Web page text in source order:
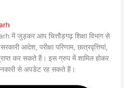
में जुड़कर आप चित्तौड़गढ़ शिक्षा विभाग से
आदेश, परीक्षा परिणाम, छात्रवृत्तियां,
कर सकते हैं। इस ग्रुप में शामिल होकर
से अपडेट रह सकते हैं।